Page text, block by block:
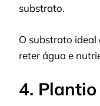
substrato.
O substrato ideal
reter água e
4. Plantio